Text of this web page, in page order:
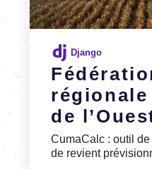
régionale
de
CumaCalc : outil
de revient
Django